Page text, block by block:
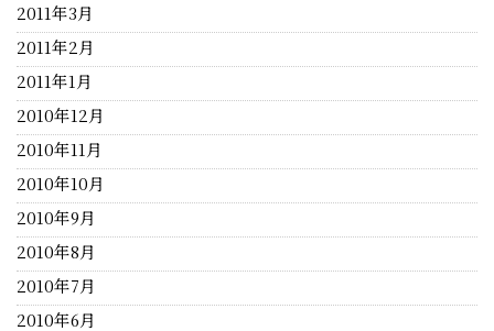
2011年3月
2011年2月
2011年1月
2010年12月
2010年11月
2010年10月
2010年9月
2010年8月
2010年7月
2010年6月